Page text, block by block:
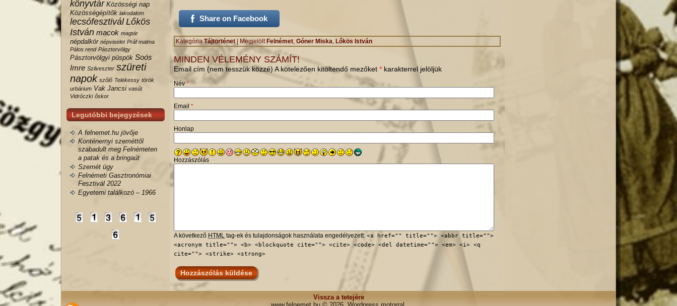
könyvtár Közösségi nap
Közösségépítők lakodalom
lecsófesztivál Lőkös
István macok magtár
népdalkör népviselet Práf malma
Pálos rend Pásztorvölgy
Pásztorvölgyi püspök Soós
Imre Szilveszter szüreti
napok szőlő Telekessy török
urbárium Vak Jancsi vasút
Vidróczki őskor
Legutóbbi bejegyzések
A felnemet.hu jövője
Konténernyi szeméttől
szabadult meg Felnémeten
a patak és a bringaút
Szemét ügy
Felnémeti Gasztronómiai
Fesztivál 2022
Egyetemi találkozó – 1966
Share on Facebook
Kategória Tájtörténet Megjelölt Felnémet, Góner Miska, Lőkös István
MINDEN VÉLEMÉNY SZÁMÍT!
Email cím (nem tesszük közzé) A kötelezően kitöltendő mezőket * karakterrel jelöljük
Név*
Email *
Honlap
Hozzászólás
A következő HTML tag-ek és tulajdonságok használata engedélyezett: <a href="" title=""> <abbr title="">
<acronym title=""> <b> <blockquote cite=""> <cite> <code> <del datetime=""> <em> <i> <q
cite=""> <strike> <strong>
Vissza a tetejére